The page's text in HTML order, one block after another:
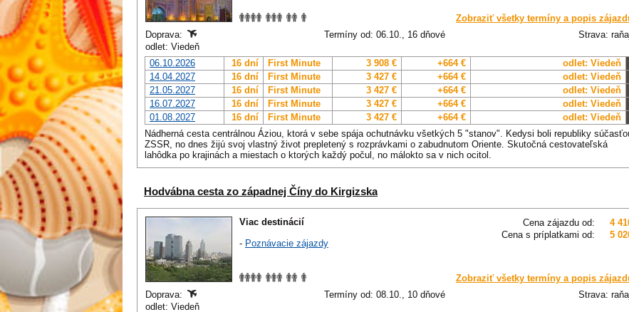
Zobraziť všetky termíny a popis
Doprava:
Termíny od: 06.10., 16 dňové
Strava:
odlet: Viedeň
06.10.2026
16 dní First Minute 3 908 € +664 €
odlet: Viedeň
14.04.2027
16 dní First Minute 3 427 € +664 €
odlet: Viedeň
21.05.2027
16 dní First Minute 3 427 € +664 €
odlet: Viedeň
16.07.2027
16 dní First Minute 3 427 € +664 €
odlet: Viedeň
01.08.2027
16 dní First Minute 3 427 € +664 €
odlet: Viedeň
Nádherná cesta centrálnou Áziou, ktorá v sebe spája ochutnávku všetkých 5 "stanov". Kedysi boli republiky
ZSSR, no dnes žijú svoj vlastný život prepletený s rozprávkami o zabudnutom Oriente. Skutočná cestovateľská
lahôdka po krajinách a miestach o ktorých každý počul, no málokto sa v nich ocitol.
Hodvábna cesta zo západnej Číny do Kirgizska
Cena zájazdu od:
4
Cena s príplatkami od:
5
Viac destinácií
- Poznávacie zájazdy
Zobraziť všetky termíny a popis
Doprava:
Termíny od: 08.10., 10 dňové
Strava:
odlet: Viedeň